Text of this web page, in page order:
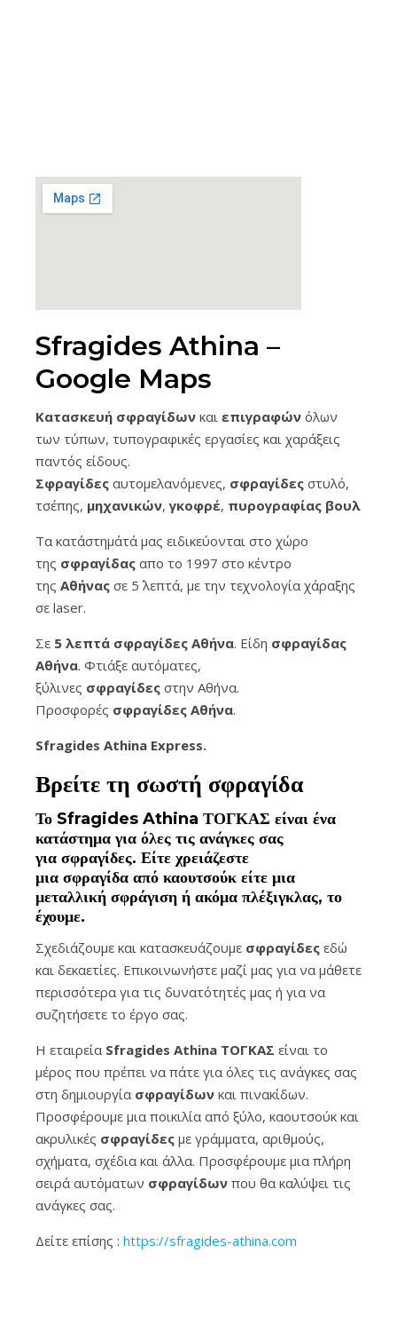
Sfragides Athina –
Google Maps
Κατασκευή σφραγίδων και επιγραφών όλων
των τύπων, τυπογραφικές εργασίες και χαράξεις
παντός είδους.
Σφραγίδες αυτομελανόμενες, σφραγίδες στυλό,
τσέπης, μηχανικών,γκοφρέ, πυρογραφίας
Τα κατάστημάτά μας ειδικεύονται στο χώρο
της σφραγίδας απο το 1997 στο κέντρο
της Αθήνας σε 5΄ λεπτά, με την τεχνολογία χάραξης
σε laser.
Σε 5 λεπτά σφραγίδες Αθήνα. Είδη σφραγίδας
Αθήνα. Φτιάξε αυτόματες,
ξύλινες σφραγίδες στην Αθήνα.
Προσφορές σφραγίδες Αθήνα.
Sfragides Athina Express.
Βρείτε τη σωστή σφραγίδα
Το Sfragides Athina ΤΟΓΚΑΣ είναι ένα
κατάστημα για όλες τις ανάγκες σας
για σφραγίδες. Είτε χρειάζεστε
μια σφραγίδα από καουτσούκ είτε μια
μεταλλική σφράγιση ή ακόμα πλέξιγκλας, το
έχουμε.
Σχεδιάζουμε και κατασκευάζουμε σφραγίδες εδώ
και δεκαετίες. Επικοινωνήστε μαζί μας για να μάθετε
περισσότερα για τις δυνατότητές μας ή για να
συζητήσετε το έργο σας.
Η εταιρεία Sfragides Athina ΤΟΓΚΑΣ είναι το
μέρος που πρέπει να πάτε για όλες τις ανάγκες σας
στη δημιουργία σφραγίδων και πινακίδων.
Προσφέρουμε μια ποικιλία από ξύλο, καουτσούκ και
ακρυλικές σφραγίδες με γράμματα, αριθμούς,
σχήματα, σχέδια και άλλα. Προσφέρουμε μια πλήρη
σειρά αυτόματων σφραγίδων που θα καλύψει τις
ανάγκες σας.
Δείτε επίσης : https://sfragides-athina.com